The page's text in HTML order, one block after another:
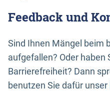
Feedback und
Sind Ihnen Mängel beim
aufgefallen? Oder haben
Barrierefreiheit? Dann
benutzen Sie dafür unser